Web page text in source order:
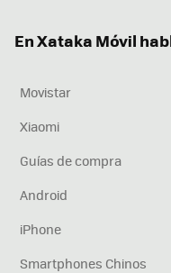
En Xataka Móvil
Movistar
Xiaomi
Guías de compra
Android
iPhone
Smartphones Chinos